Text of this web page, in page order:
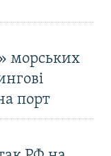
морських
порт